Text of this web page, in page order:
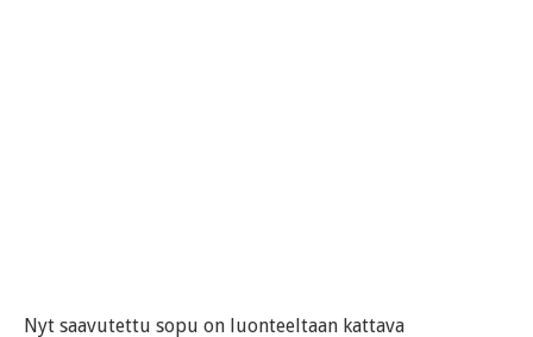
Nyt saavutettu sopu on luonteeltaan kattava